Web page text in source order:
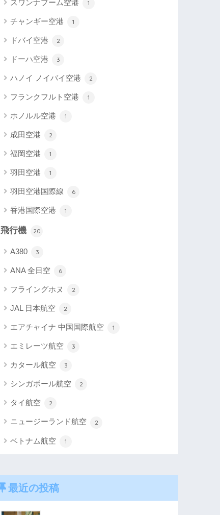
スワンナプーム空港 1
チャンギー空港 1
ドバイ空港 2
ドーハ空港 3
ハノイ ノイバイ空港 2
フランクフルト空港 1
ホノルル空港 1
成田空港 2
福岡空港 1
羽田空港 1
羽田空港国際線 6
香港国際空港 1
飛行機 20
A380 3
ANA 全日空 6
フライングホヌ 2
JAL 日本航空 2
エアチャイナ 中国国際航空 1
エミレーツ航空 3
カタール航空 3
シンガポール航空 2
タイ航空 2
ニュージーランド航空 2
ベトナム航空 1
最近の投稿